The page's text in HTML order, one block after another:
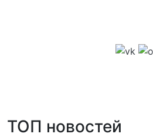
ТОП новостей